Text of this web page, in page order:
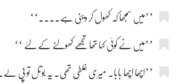
’’میں سمجھا کہ کھول کر دینی ہے....‘‘
’’میں نے کوئی کہا تھا تجھے کھولنے کے لئے ‘‘
’’اچھا اچھا بابا۔ میری غلطی تھی۔ یہ بوتل تو پی